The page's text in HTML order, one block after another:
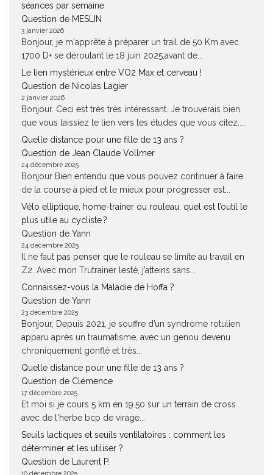
séances par semaine
Question de MESLIN
3 janvier 2026
Bonjour, je m'apprête à préparer un trail de 50 Km avec
1700 D+ se déroulant le 18 juin 2025,avant de...
Le lien mystérieux entre VO2 Max et cerveau !
Question de Nicolas Lagier
2 janvier 2026
Bonjour. Ceci est très très intéressant. Je trouverais bien
que vous laissiez le lien vers les études que vous citez....
Quelle distance pour une fille de 13 ans ?
Question de Jean Claude Vollmer
24 décembre 2025
Bonjour Bien entendu que vous pouvez continuer à faire
de la course à pied et le mieux pour progresser est...
Vélo elliptique, home-trainer ou rouleau, quel est l’outil le
plus utile au cycliste ?
Question de Yann
24 décembre 2025
Il ne faut pas penser que le rouleau se limite au travail en
Z2. Avec mon Trutrainer lesté, j’atteins sans...
Connaissez-vous la Maladie de Hoffa ?
Question de Yann
23 décembre 2025
Bonjour, Depuis 2021, je souffre d’un syndrome rotulien
apparu après un traumatisme, avec un genou devenu
chroniquement gonflé et très...
Quelle distance pour une fille de 13 ans ?
Question de Clémence
17 décembre 2025
Et moi si je cours 5 km en 19.50 sur un terrain de cross
avec de l'herbe bcp de virage...
Seuils lactiques et seuils ventilatoires : comment les
déterminer et les utiliser ?
Question de Laurent P.
10 décembre 2025